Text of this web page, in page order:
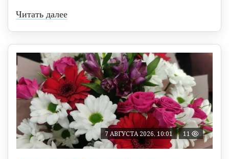
Читать далее
7 АВГУСТА 2026, 10:01 11